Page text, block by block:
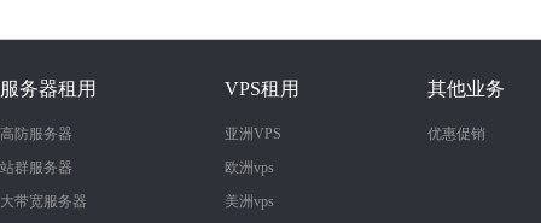
服务器租用
高防服务器
站群服务器
大带宽服务器
VPS租用
亚洲VPS
欧洲vps
美洲vps
其他业务
优惠促销